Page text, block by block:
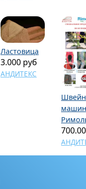
Ластовица
3.000 руб
АНДИТЕКС